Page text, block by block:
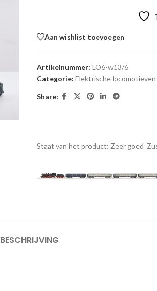
Aan wishlist toevoegen
Artikelnummer: LO6-w13/6
Categorie: Elektrische locomotieven
Share:
Staat van het product: Zeer goed
BESCHRIJVING